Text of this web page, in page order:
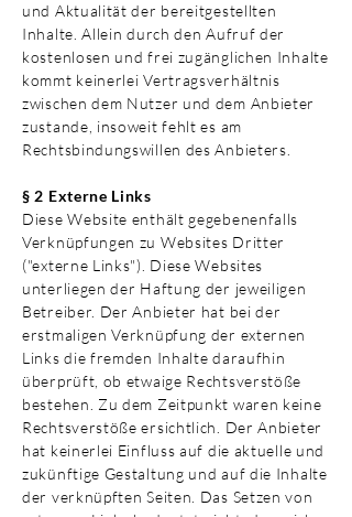
und Aktualität der bereitgestellten
Inhalte. Allein durch den Aufruf der
kostenlosen und frei zugänglichen Inhalte
kommt keinerlei Vertragsverhältnis
zwischen dem Nutzer und dem Anbieter
zustande, insoweit fehlt es am
Rechtsbindungswillen des Anbieters.
§ 2 Externe Links
Diese Website enthält gegebenenfalls
Verknüpfungen zu Websites Dritter
("externe Links"). Diese Websites
unterliegen der Haftung der jeweiligen
Betreiber. Der Anbieter hat bei der
erstmaligen Verknüpfung der externen
Links die fremden Inhalte daraufhin
überprüft, ob etwaige Rechtsverstöße
bestehen. Zu dem Zeitpunkt waren keine
Rechtsverstöße ersichtlich. Der Anbieter
hat keinerlei Einfluss auf die aktuelle und
zukünftige Gestaltung und auf die Inhalte
der verknüpften Seiten. Das Setzen von